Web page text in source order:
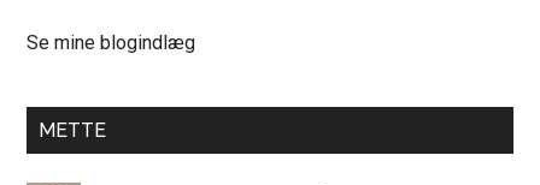
Kirsten
Se mine blogindlæg
METTE